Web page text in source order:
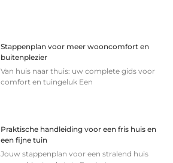
Stappenplan voor meer wooncomfort en
buitenplezier
Van huis naar thuis: uw complete gids voor
comfort en tuingeluk Een
Praktische handleiding voor een fris huis en
een fijne tuin
Jouw stappenplan voor een stralend huis